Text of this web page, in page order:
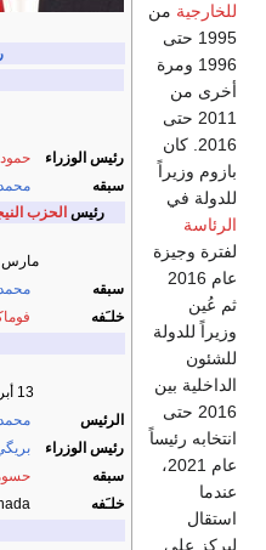
رئيس الوزراء
سبقه
رئيس الحزب
مارس 2011 – 20 ديسمبر 2022
سبقه
خلـَفه
13 أبريل 2016 – 1 أبريل 2021
الرئيس
رئيس الوزراء
سبقه
خلـَفه
للخارجية من
1995 حتى
1996 ومرة
أخرى من
2011 حتى
2016. كان
بازوم وزيراً
للدولة في
الرئاسة
لفترة وجيزة
عام 2016
ثم عُين
وزيراً للدولة
للشئون
الداخلية بين
2016 حتى
انتخابه رئيساً
عام 2021،
عندما
استقال
ليركز على